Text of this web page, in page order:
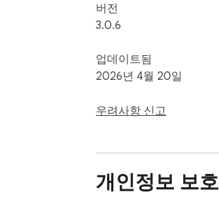
버전
3.0.6
업데이트됨
2026년 4월 20일
우려사항 신고
개인정보 보호